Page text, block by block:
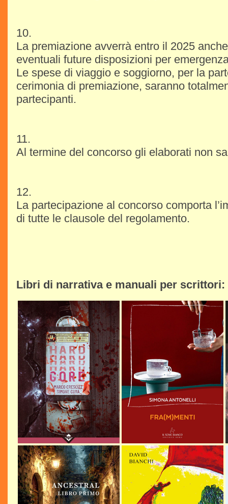
10.
La premiazione avverrà entro il 2025
eventuali future disposizioni per
Le spese di viaggio e soggiorno, per la
cerimonia di premiazione, saranno
partecipanti.
11.
Al termine del concorso gli elaborati non
12.
La partecipazione al concorso comporta
di tutte le clausole del regolamento.
Libri di narrativa e manuali per scrittori: